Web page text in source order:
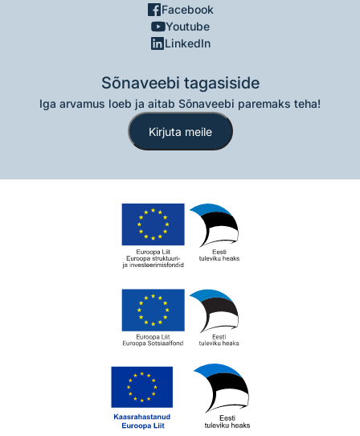
Facebook
Youtube
LinkedIn
Sõnaveebi tagasiside
Iga arvamus loeb ja aitab Sõnaveebi paremaks teha!
Kirjuta meile